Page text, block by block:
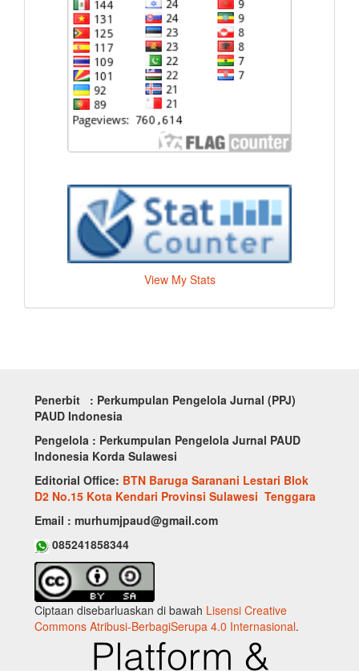
View My Stats
Penerbit : Perkumpulan Pengelola Jurnal (PPJ)
PAUD Indonesia
Pengelola : Perkumpulan Pengelola Jurnal PAUD
Indonesia Korda Sulawesi
Editorial Office: BTN Baruga Saranani Lestari Blok
D2 No.15 Kota Kendari Provinsi Sulawesi Tenggara
Email : murhumjpaud@gmail.com
085241858344
Ciptaan disebarluaskan di bawah Lisensi Creative
Commons Atribusi-BerbagiSerupa 4.0 Internasional.